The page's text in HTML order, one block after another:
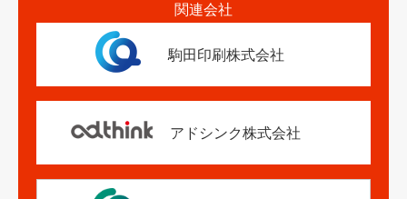
関連会社
駒田印刷株式会社
アドシンク株式会社